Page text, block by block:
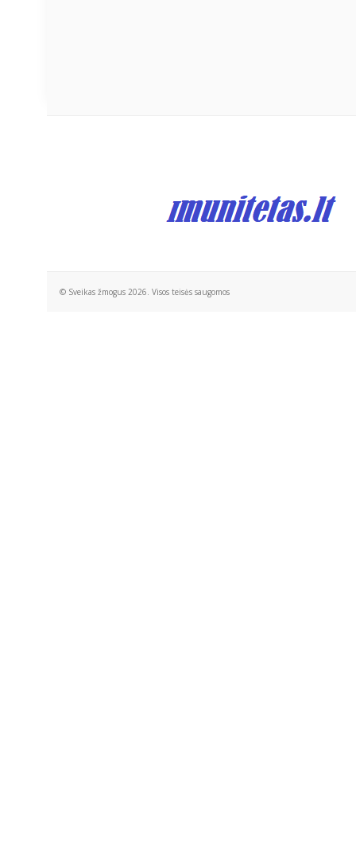
© Sveikas žmogus 2026. Visos teisės saugomos